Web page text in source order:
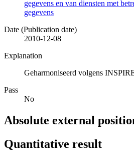
gegevens en van diensten met
gegevens
Date (Publication date)
2010-12-08
Explanation
Geharmoniseerd volgens
Pass
No
Absolute external
Quantitative result